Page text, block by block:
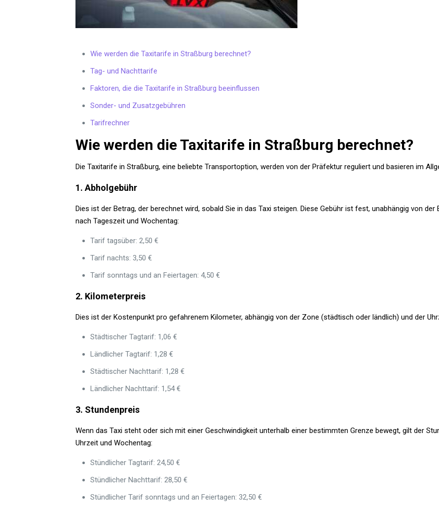
Wie werden die Taxitarife in Straßburg berechnet?
Tag- und Nachttarife
Faktoren, die die Taxitarife in Straßburg beeinflussen
Sonder- und Zusatzgebühren
Tarifrechner
Wie werden die Taxitarife in Straßburg berechnet?
Die Taxitarife in Straßburg, eine beliebte Transportoption, werden von der Präfektur reguliert und basieren im
1. Abholgebühr
Dies ist der Betrag, der berechnet wird, sobald Sie in das Taxi steigen. Diese Gebühr ist fest, unabhängig von
nach Tageszeit und Wochentag:
Tarif tagsüber: 2,50 €
Tarif nachts: 3,50 €
Tarif sonntags und an Feiertagen: 4,50 €
2. Kilometerpreis
Dies ist der Kostenpunkt pro gefahrenem Kilometer, abhängig von der Zone (städtisch oder ländlich) und der
Städtischer Tagtarif: 1,06 €
Ländlicher Tagtarif: 1,28 €
Städtischer Nachttarif: 1,28 €
Ländlicher Nachttarif: 1,54 €
3. Stundenpreis
Wenn das Taxi steht oder sich mit einer Geschwindigkeit unterhalb einer bestimmten Grenze bewegt, gilt der
Uhrzeit und Wochentag:
Stündlicher Tagtarif: 24,50 €
Stündlicher Nachttarif: 28,50 €
Stündlicher Tarif sonntags und an Feiertagen: 32,50 €